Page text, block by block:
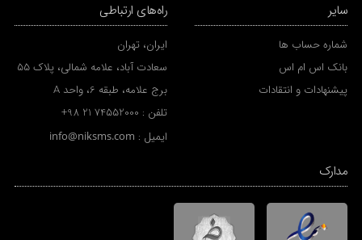
سایر
شماره حساب ها
بانک اس ام اس
پیشنهادات و انتقادات
راه‌های ارتباطی
ایران، تهران
سعادت آباد، علامه شمالی، پلاک 55
برج علامه، طبقه 6، واحد A
تلفن : +98 21 74552000
ایمیل : info@niksms.com
مدارک